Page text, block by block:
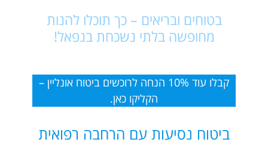
בטוחים ובריאים – כך תוכלו להנות
מחופשה בלתי נשכחת בנפאל!
קבלו עוד 10% הנחה לרוכשים ביטוח אונליין –
הקליקו כאן.
ביטוח נסיעות עם הרחבה רפואית